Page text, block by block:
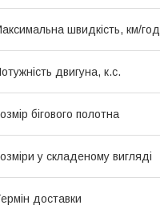
швидкість, км/год
двигуна, к.с.
бігового полотна
у складеному вигляді
доставки